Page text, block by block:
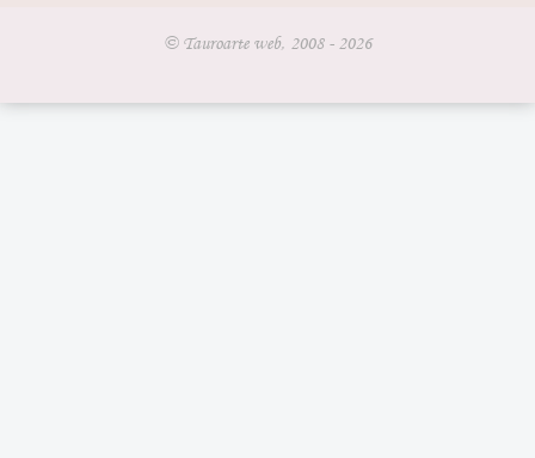
© Tauroarte web, 2008 - 2026